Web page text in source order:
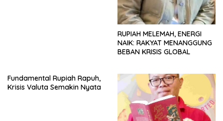
RUPIAH MELEMAH, ENERGI
NAIK: RAKYAT MENANGGUNG
BEBAN KRISIS GLOBAL
Fundamental Rupiah Rapuh,
Krisis Valuta Semakin Nyata